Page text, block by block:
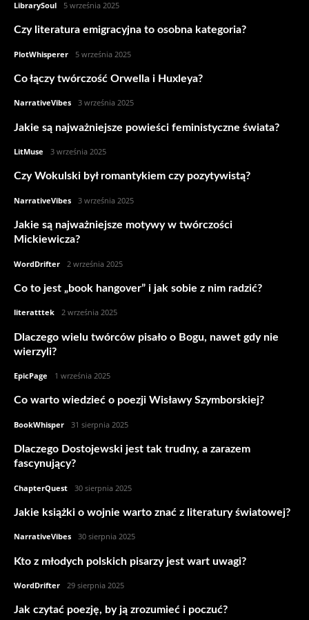
LibrarySoul 5 września 2025
Czy literatura emigracyjna to osobna kategoria?
PlotWhisperer 5 września 2025
Co łączy twórczość Orwella i Huxleya?
NarrativeVibes 3 września 2025
Jakie są najważniejsze powieści feministyczne świata?
LitMuse 3 września 2025
Czy Wokulski był romantykiem czy pozytywistą?
NarrativeVibes 3 września 2025
Jakie są najważniejsze motywy w twórczości
Mickiewicza?
WordDrifter 2 września 2025
Co to jest „book hangover” i jak sobie z nim radzić?
literatttek 2 września 2025
Dlaczego wielu twórców pisało o Bogu, nawet gdy nie
wierzyli?
EpicPage 1 września 2025
Co warto wiedzieć o poezji Wisławy Szymborskiej?
BookWhisper 31 sierpnia 2025
Dlaczego Dostojewski jest tak trudny, a zarazem
fascynujący?
ChapterQuest 30 sierpnia 2025
Jakie książki o wojnie warto znać z literatury światowej?
NarrativeVibes 30 sierpnia 2025
Kto z młodych polskich pisarzy jest wart uwagi?
WordDrifter 29 sierpnia 2025
Jak czytać poezję, by ją zrozumieć i poczuć?